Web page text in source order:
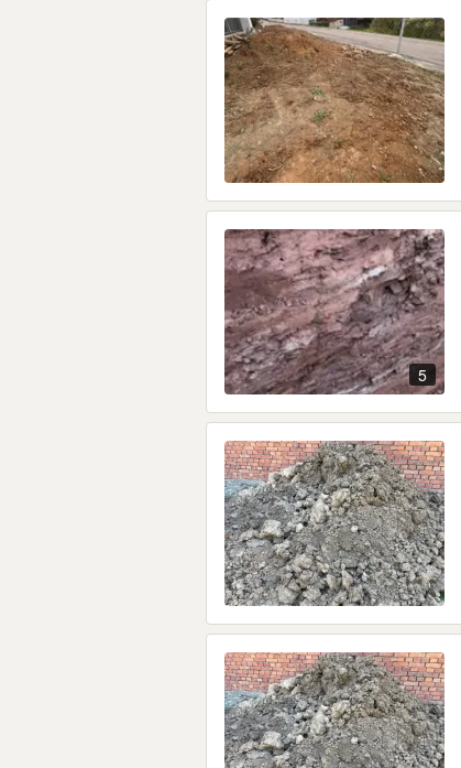
5